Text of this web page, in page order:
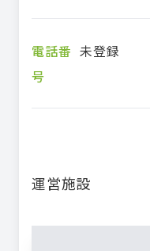
電話番
号
未登録
運営施設